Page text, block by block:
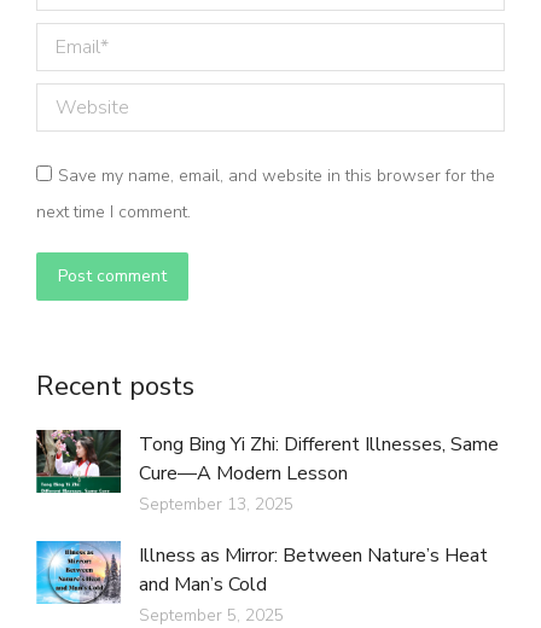
Email *
Website
Save my name, email, and website in this browser for the
next time I comment.
Post comment
Recent posts
Tong Bing Yi Zhi: Different Illnesses, Same
Cure—A Modern Lesson
September 13, 2025
Illness as Mirror: Between Nature’s Heat
and Man’s Cold
September 5, 2025